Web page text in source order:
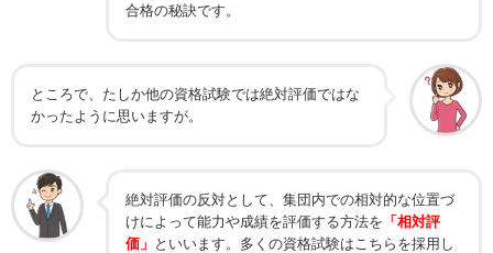
合格の秘訣です。
ところで、たしか他の資格試験では絶対評価ではな
かったように思いますが。
絶対評価の反対として、集団内での相対的な位置づ
けによって能力や成績を評価する方法を 「相対評
価」 といいます。多くの資格試験はこちらを採用し